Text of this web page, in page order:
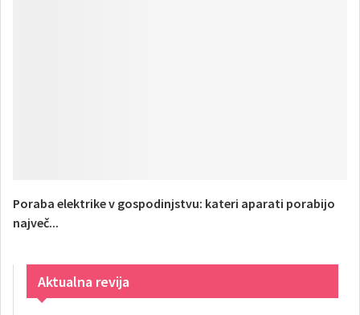
Poraba elektrike v gospodinjstvu: kateri aparati porabijo
največ...
Aktualna revija